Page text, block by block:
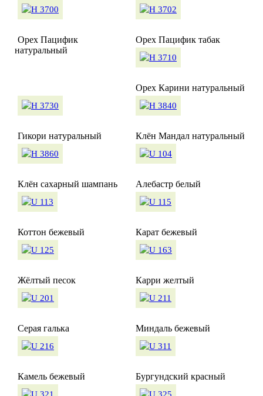
Орех Пацифик
натуральный
Орех Пацифик табак
Орех Карини натуральный
Гикори натуральный Клён Мандал натуральный
Клён сахарный шампань Алебастр белый
Коттон бежевый Карат бежевый
Жёлтый песок Карри желтый
Серая галька Миндаль бежевый
Камель бежевый Бургундский красный